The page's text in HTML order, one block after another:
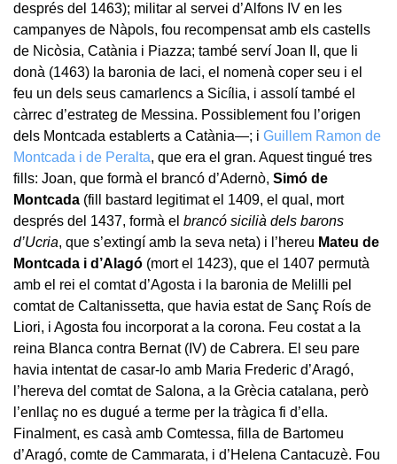
després del 1463); militar al servei d’Alfons IV en les
campanyes de Nàpols, fou recompensat amb els castells
de Nicòsia, Catània i Piazza; també serví Joan II, que li
donà (1463) la baronia de Iaci, el nomenà coper seu i el
feu un dels seus camarlencs a Sicília, i assolí també el
càrrec d’estrateg de Messina. Possiblement fou l’origen
dels Montcada establerts a Catània—; i Guillem Ramon de
Montcada i de Peralta, que era el gran. Aquest tingué tres
fills: Joan, que formà el brancó d’Adernò, Simó de
Montcada (fill bastard legitimat el 1409, el qual, mort
després del 1437, formà el brancó sicilià dels barons
d’Ucria, que s’extingí amb la seva neta) i l’hereu Mateu de
Montcada i d’Alagó (mort el 1423), que el 1407 permutà
amb el rei el comtat d’Agosta i la baronia de Melilli pel
comtat de Caltanissetta, que havia estat de Sanç Roís de
Liori, i Agosta fou incorporat a la corona. Feu costat a la
reina Blanca contra Bernat (IV) de Cabrera. El seu pare
havia intentat de casar-lo amb Maria Frederic d’Aragó,
l’hereva del comtat de Salona, a la Grècia catalana, però
l’enllaç no es dugué a terme per la tràgica fi d’ella.
Finalment, es casà amb Comtessa, filla de Bartomeu
d’Aragó, comte de Cammarata, i d’Helena Cantacuzè. Fou